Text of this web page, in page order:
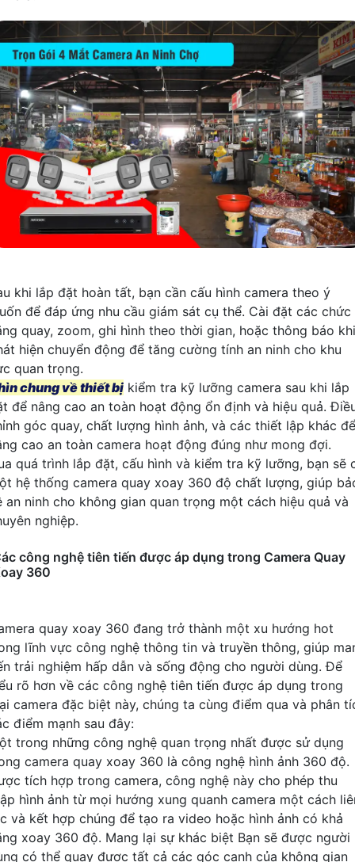
khi lắp đặt hoàn tất, bạn cần cấu hình camera theo ý
để đáp ứng nhu cầu giám sát cụ thể. Cài đặt các chức
quay, zoom, ghi hình theo thời gian, hoặc thông báo khi
hiện chuyển động để tăng cường tính an ninh cho khu
quan trọng.
chung về thiết bị kiểm tra kỹ lưỡng camera sau khi lắp
để nâng cao an toàn hoạt động ổn định và hiệu quả.
góc quay, chất lượng hình ảnh, và các thiết lập khác để
cao an toàn camera hoạt động đúng như mong đợi.
quá trình lắp đặt, cấu hình và kiểm tra kỹ lưỡng, bạn sẽ
hệ thống camera quay xoay 360 độ chất lượng, giúp
an ninh cho không gian quan trọng một cách hiệu quả và
nghiệp.
công nghệ tiên tiến được áp dụng trong Camera Quay
360
quay xoay 360 đang trở thành một xu hướng hot
lĩnh vực công nghệ thông tin và truyền thông, giúp
trải nghiệm hấp dẫn và sống động cho người dùng. Để
rõ hơn về các công nghệ tiên tiến được áp dụng trong
camera đặc biệt này, chúng ta cùng điểm qua và phân
điểm mạnh sau đây:
trong những công nghệ quan trọng nhất được sử dụng
camera quay xoay 360 là công nghệ hình ảnh 360 độ.
tích hợp trong camera, công nghệ này cho phép thu
hình ảnh từ mọi hướng xung quanh camera một cách
và kết hợp chúng để tạo ra video hoặc hình ảnh có khả
xoay 360 độ. Mang lại sự khác biệt Bạn sẽ được người
có thể quay được tất cả các góc cạnh của không gian